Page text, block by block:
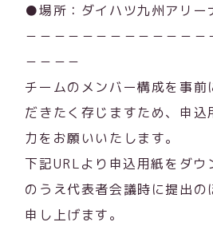
●場所：ダイハツ九州アリー
－－－－－－－－－－－－－
－－－－
チームのメンバー構成を事前
だきたく存じますため、申込
力をお願いいたします。
下記URLより申込用紙をダウ
のうえ代表者会議時に提出の
申し上げます。